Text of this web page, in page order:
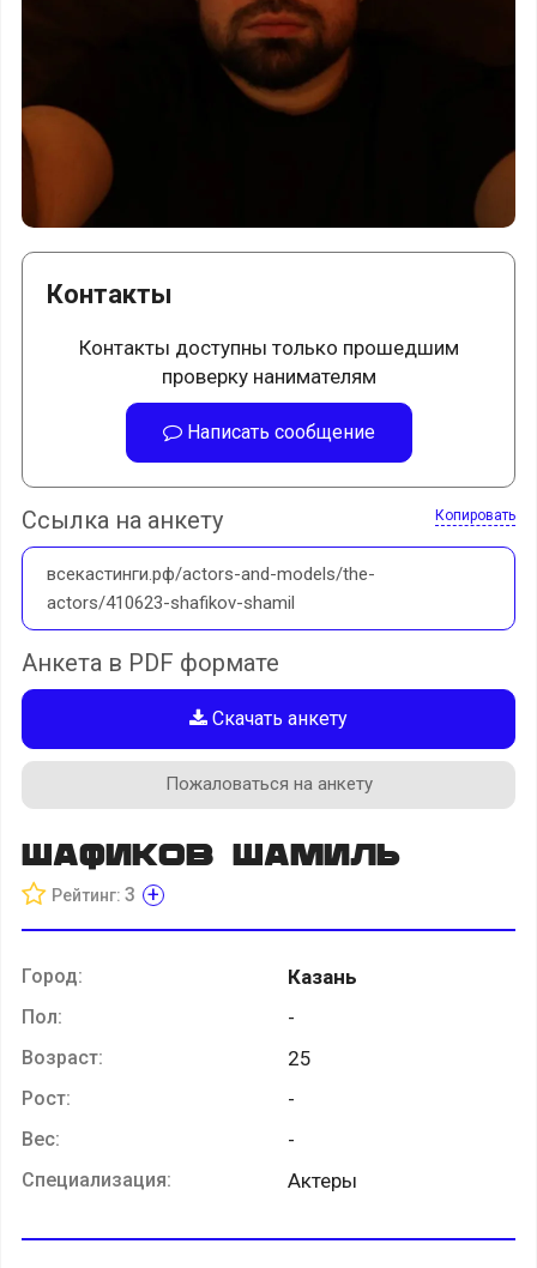
Контакты
Контакты доступны только прошедшим
проверку нанимателям
Написать сообщение
Ссылка на анкету Копировать
всекастинги.рф/actors-and-models/the-
actors/410623-shafikov-shamil
Анкета в PDF формате
Скачать анкету
Пожаловаться на анкету
Шафиков Шамиль
Рейтинг: 3 +
Город: Казань
Пол: -
Возраст: 25
Рост: -
Вес: -
Специализация: Актеры